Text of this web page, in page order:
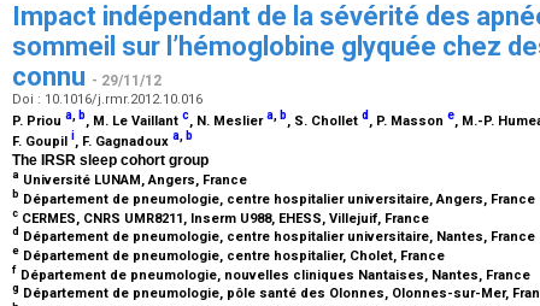
Impact indépendant de la sévérité des
sommeil sur l’hémoglobine glyquée chez
connu - 29/11/12
Doi : 10.1016/j.rmr.2012.10.016
P. Priou a b, M. Le Vaillant c, N. Mesliera b, S. Chollet d , P. Masson e, M.-P.
F. Goupil i, F. Gagnadoux a, b
The IRSR sleep cohort group
a Université LUNAM, Angers, France
b Département de pneumologie, centre hospitalier universitaire, Angers, France
c CERMES, CNRS UMR8211, Inserm U988, EHESS, Villejuif, France
d Département de pneumologie, centre hospitalier universitaire, Nantes, France
e Département de pneumologie, centre hospitalier, Cholet, France
f Département de pneumologie, nouvelles cliniques Nantaises, Nantes, France
g Département de pneumologie, pôle santé des Olonnes, Olonnes-sur-Mer,